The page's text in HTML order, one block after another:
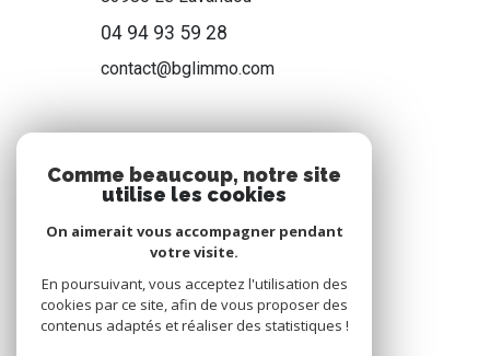
04 94 93 59 28
contact@bglimmo.com
Nous suivre
Comme beaucoup, notre site
utilise les cookies
On aimerait vous accompagner pendant
votre visite.
En poursuivant, vous acceptez l'utilisation des
cookies par ce site, afin de vous proposer des
contenus adaptés et réaliser des statistiques !